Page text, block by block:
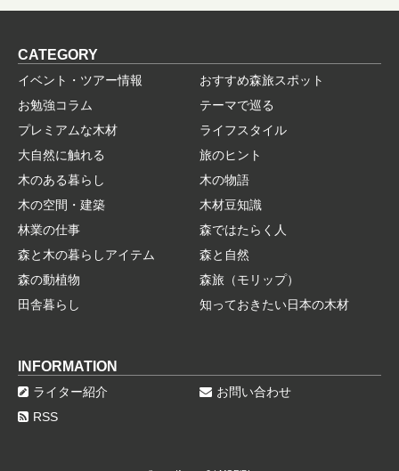
CATEGORY
イベント・ツアー情報
おすすめ森旅スポット
お勉強コラム
テーマで巡る
プレミアムな木材
ライフスタイル
大自然に触れる
旅のヒント
木のある暮らし
木の物語
木の空間・建築
木材豆知識
林業の仕事
森ではたらく人
森と木の暮らしアイテム
森と自然
森の動植物
森旅（モリップ）
田舎暮らし
知っておきたい日本の木材
INFORMATION
ライター紹介
お問い合わせ
RSS